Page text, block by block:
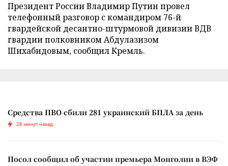
Президент России Владимир Путин провел
телефонный разговор с командиром 76-й
гвардейской десантно-штурмовой дивизии ВДВ
гвардии полковником Абдулазизом
Шихабидовым, сообщил Кремль.
Средства ПВО сбили 281 украинский БПЛА за день
28 минут назад
Посол сообщил об участии премьера Монголии в ВЭФ